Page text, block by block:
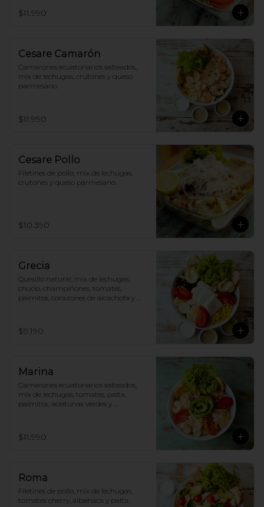
$11.990
Cesare Camarón
Camarones ecuatorianos salteados,
mix de lechugas, crutones y queso
parmesano.
$11.990
Cesare Pollo
Filetines de pollo, mix de lechugas,
crutones y queso parmesano.
$10.390
Grecia
Quesillo natural, mix de lechugas,
choclo, champiñones, tomates,
palmitos, corazones de alcachofa y
$9.190
Marina
Camarones ecuatorianos salteados,
mix de lechugas, tomates, palta,
palmitos, aceitunas verdes y
$11.990
Roma
Filetines de pollo, mix de lechugas,
tomates cherry, albahaca y palta.